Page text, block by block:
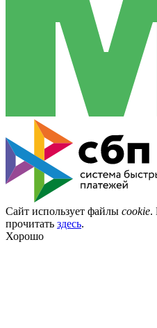
Сайт использует файлы cookie.
прочитать здесь.
Хорошо